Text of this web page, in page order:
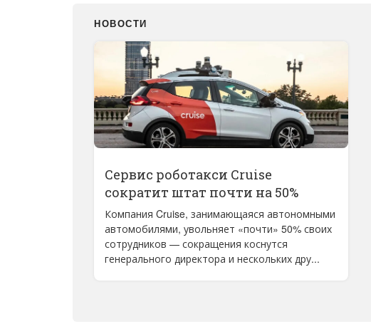
НОВОСТИ
Сервис роботакси Cruise
сократит штат почти на 50%
Компания Cruise, занимающаяся автономными
автомобилями, увольняет «почти» 50% своих
сотрудников — сокращения коснутся
генерального директора и нескольких дру...